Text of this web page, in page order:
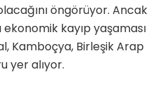
öngörüyor. Ancak
kayıp yaşaması
Kamboçya, Birleşik Arap
yer alıyor.